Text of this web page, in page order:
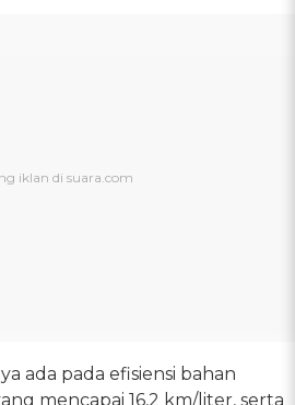
ada pada efisiensi bahan
mencapai 16,2 km/liter, serta